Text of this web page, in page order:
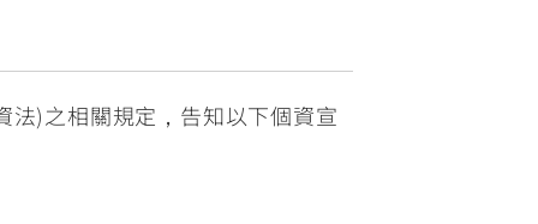
)之相關規定，告知以下個資宣